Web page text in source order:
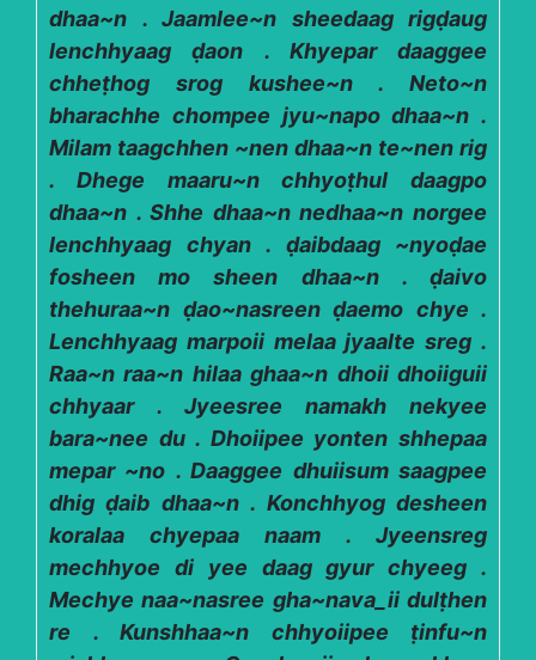
dhaa~n . Jaamlee~n sheedaag rigḍaug
lenchhyaag ḍaon . Khyepar daaggee
chheṭhog srog kushee~n . Neto~n
bharachhe chompee jyu~napo dhaa~n .
Milam taagchhen ~nen dhaa~n te~nen rig
. Dhege maaru~n chhyoṭhul daagpo
dhaa~n . Shhe dhaa~n nedhaa~n norgee
lenchhyaag chyan . ḍaibdaag ~nyoḍae
fosheen mo sheen dhaa~n . ḍaivo
thehuraa~n ḍao~nasreen ḍaemo chye .
Lenchhyaag marpoii melaa jyaalte sreg .
Raa~n raa~n hilaa ghaa~n dhoii dhoiiguii
chhyaar . Jyeesree namakh nekyee
bara~nee du . Dhoiipee yonten shhepaa
mepar ~no . Daaggee dhuiisum saagpee
dhig ḍaib dhaa~n . Konchhyog desheen
koralaa chyepaa naam . Jyeensreg
mechhyoe di yee daag gyur chyeeg .
Mechye naa~nasree gha~nava_ii dulṭhen
re . Kunshhaa~n chhyoiipee ṭinfu~n